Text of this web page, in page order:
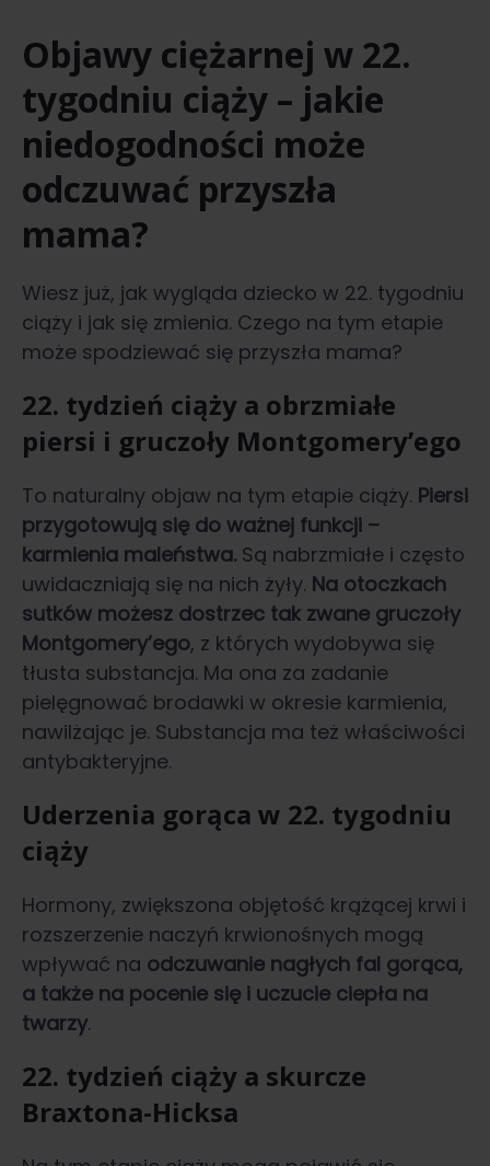
Objawy ciężarnej w 22.
tygodniu ciąży – jakie
niedogodności może
odczuwać przyszła
mama?
Wiesz już, jak wygląda dziecko w 22. tygodniu
ciąży i jak się zmienia. Czego na tym etapie
może spodziewać się przyszła mama?
22. tydzień ciąży a obrzmiałe
piersi i gruczoły Montgomery’ego
To naturalny objaw na tym etapie ciąży. Piersi
przygotowują się do ważnej funkcji –
karmienia maleństwa. Są nabrzmiałe i często
uwidaczniają się na nich żyły. Na otoczkach
sutków możesz dostrzec tak zwane gruczoły
Montgomery’ego, z których wydobywa się
tłusta substancja. Ma ona za zadanie
pielęgnować brodawki w okresie karmienia,
nawilżając je. Substancja ma też właściwości
antybakteryjne.
Uderzenia gorąca w 22. tygodniu
ciąży
Hormony, zwiększona objętość krążącej krwi i
rozszerzenie naczyń krwionośnych mogą
wpływać na odczuwanie nagłych fal gorąca,
a także na pocenie się i uczucie ciepła na
twarzy.
22. tydzień ciąży a skurcze
Braxtona-Hicksa